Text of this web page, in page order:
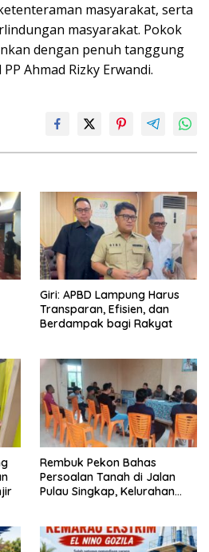
masyarakat, serta
masyarakat. Pokok
dengan penuh tanggung
Ahmad Rizky Erwandi.
Giri: APBD Lampung Harus
Transparan, Efisien, dan
Berdampak bagi Rakyat
Rembuk Pekon Bahas
Persoalan Tanah di Jalan
Pulau Singkap, Kelurahan